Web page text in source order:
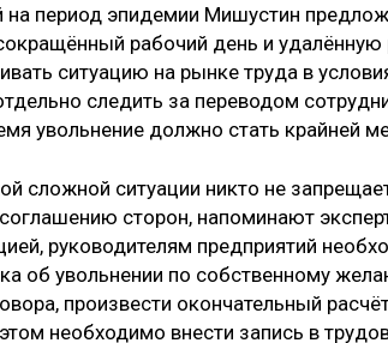
на период эпидемии Мишустин
рабочий день и удалённую
ситуацию на рынке труда в
следить за переводом
увольнение должно стать крайней
сложной ситуации никто не
соглашению сторон, напоминают
руководителям предприятий
об увольнении по собственному
произвести окончательный
необходимо внести запись в